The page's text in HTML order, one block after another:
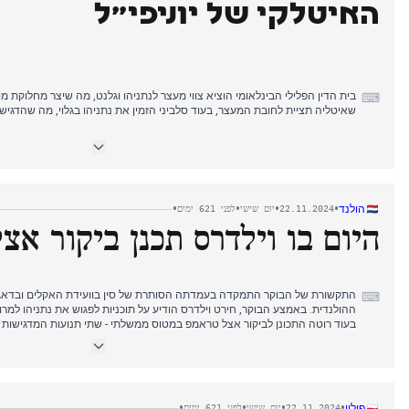
האיטלקי של יוניפי״ל
⌨ בית הדין הפלילי הבינלאומי הוציא צווי מעצר לנתניהו וגלנט, מה שיצר מחלוקת
שאיטליה תציית לחובת המעצר, בעוד סלביני הזמין את נתניהו בגלוי, מה
את שר ההגנה קרוזטו להזהיר את ישראל מפני שימוש בבסיסי האו"ם כמגן, בעוד
מטרה באירופה. חשיפת הטיל, בעקבות שינויי דוקטרינת הגרעין בימים הקודמים,
מילאנו רושמת הפסדים משמעותיים.
הולנד•
22.11.2024
•יום שישי•לפני 621 ימים •
היום בו וילדרס תכנן ביקור
⌨ התקשורת של הבוקר התמקדה בעמדתה הסותרת של סין בוועידת האקלים
ההולנדית. באמצע הבוקר, חירט וילדרס הודיע על תוכניות לפגוש את נתניהו
בעוד רוטה התכונן לביקור אצל טראמפ במטוס ממשלתי - שתי תנועות המדגישות